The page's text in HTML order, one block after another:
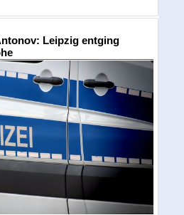
Leipzig entging